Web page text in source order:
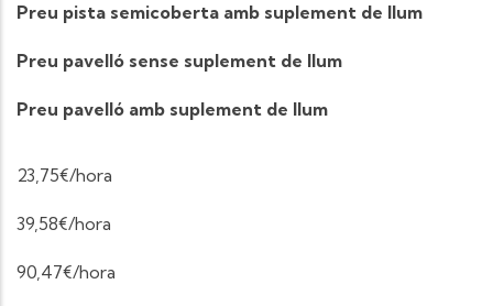
Preu pista semicoberta amb suplement de llum
Preu pavelló sense suplement de llum
Preu pavelló amb suplement de llum
23,75€/hora
39,58€/hora
90,47€/hora